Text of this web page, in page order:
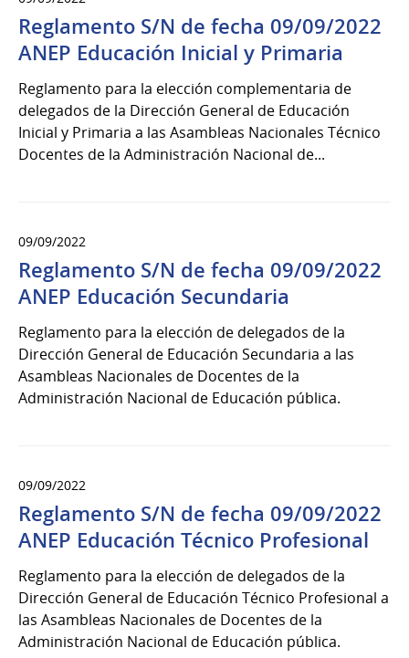
Reglamento S/N de fecha 09/09/2022
ANEP Educación Inicial y Primaria
Reglamento para la elección complementaria de
delegados de la Dirección General de Educación
Inicial y Primaria a las Asambleas Nacionales Técnico
Docentes de la Administración Nacional de...
09/09/2022
Reglamento S/N de fecha 09/09/2022
ANEP Educación Secundaria
Reglamento para la elección de delegados de la
Dirección General de Educación Secundaria a las
Asambleas Nacionales de Docentes de la
Administración Nacional de Educación pública.
09/09/2022
Reglamento S/N de fecha 09/09/2022
ANEP Educación Técnico Profesional
Reglamento para la elección de delegados de la
Dirección General de Educación Técnico Profesional a
las Asambleas Nacionales de Docentes de la
Administración Nacional de Educación pública.